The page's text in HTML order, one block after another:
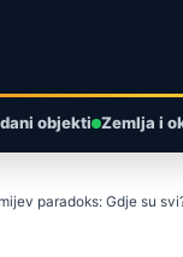
objekti Zemlja i
paradoks: Gdje su